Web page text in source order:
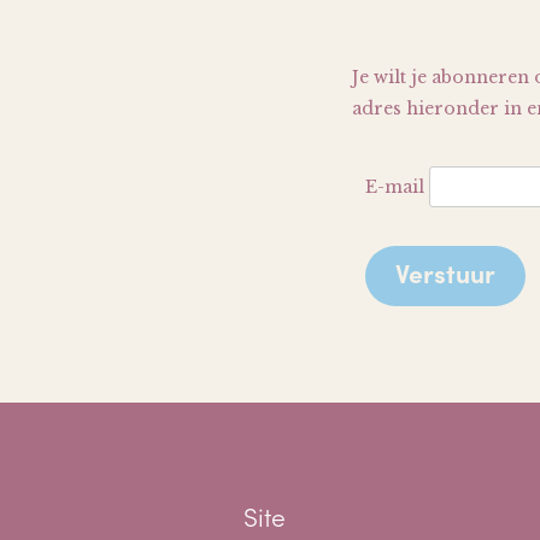
Je wilt je abonneren
adres hieronder in
E-mail
Site